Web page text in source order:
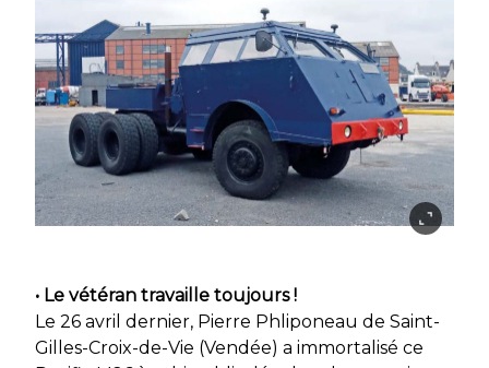
• Le vétéran travaille toujours !
Le 26 avril dernier, Pierre Phliponeau de Saint-
Gilles-Croix-de-Vie (Vendée) a immortalisé ce